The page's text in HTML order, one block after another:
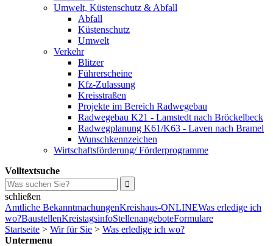
Umwelt, Küstenschutz & Abfall
Abfall
Küstenschutz
Umwelt
Verkehr
Blitzer
Führerscheine
Kfz-Zulassung
Kreisstraßen
Projekte im Bereich Radwegebau
Radwegebau K21 - Lamstedt nach Bröckelbeck
Radwegplanung K61/K63 - Laven nach Bramel
Wunschkennzeichen
Wirtschaftsförderung/ Förderprogramme
Volltextsuche
schließen
Amtliche BekanntmachungenKreishaus-ONLINEWas erledige ich
wo?BaustellenKreistagsinfoStellenangeboteFormulare
Startseite > Wir für Sie > Was erledige ich wo?
Untermenu